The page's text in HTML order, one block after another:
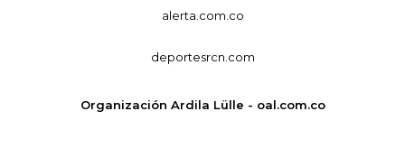
alerta.com.co
deportesrcn.com
Organización Ardila Lülle - oal.com.co